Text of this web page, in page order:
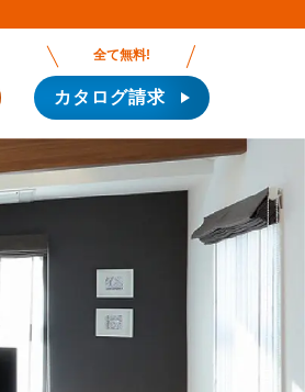
全て無料!
カタログ請求